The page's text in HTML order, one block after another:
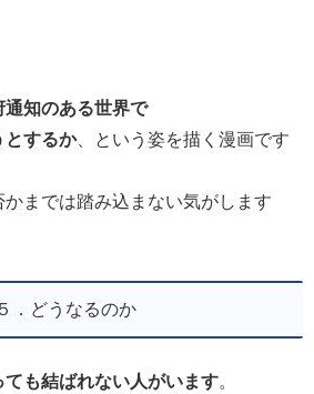
通知のある世界で
とするか、という姿を描く漫画です
までは踏み込まない気がします
５．どうなるのか
ても結ばれない人がいます。